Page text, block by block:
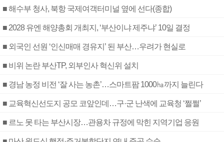
■ 해수부 청사, 북항 국제여객터미널 옆에 선다(종합)
■ 2028 유엔 해양총회 개최지, ‘부산이냐 제주냐’ 10일 결정
■ 외국인 선원 ‘인신매매 경유지’ 된 부산…우려가 현실로
■ 비위 논란 부산TP, 외부인사 혁신위 설치
■ 경남 농정 비전 ‘잘 사는 농촌’…스마트팜 1000㏊까지 늘린다
■ 교육혁신선도지 공모 코앞인데…구·군 난색에 교육청 ‘쩔쩔’
■ 르노 못 타는 부산시장…관용차 규정에 막힌 지역기업 응원